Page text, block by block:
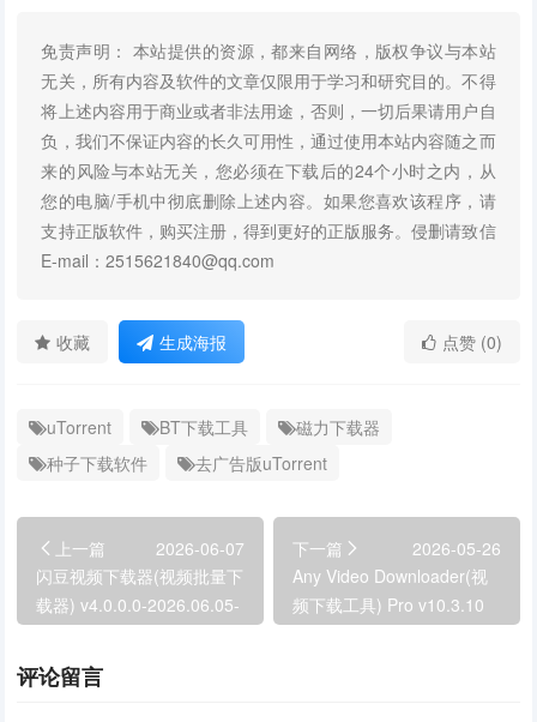
免责声明： 本站提供的资源，都来自网络，版权争议与本站
无关，所有内容及软件的文章仅限用于学习和研究目的。不得
将上述内容用于商业或者非法用途，否则，一切后果请用户自
负，我们不保证内容的长久可用性，通过使用本站内容随之而
来的风险与本站无关，您必须在下载后的24个小时之内，从
您的电脑/手机中彻底删除上述内容。如果您喜欢该程序，请
支持正版软件，购买注册，得到更好的正版服务。侵删请致信
E-mail：2515621840@qq.com
收藏 生成海报 点赞 (0)
uTorrent BT下载工具
磁力下载器
种子下载软件
去广告版uTorrent
上一篇
2026-06-07
闪豆视频下载器(视频批量下
载器) v4.0.0.0-2026.06.05-
下一篇
2026-05-26
Any Video Downloader(视
频下载工具) Pro v10.3.10
评论留言